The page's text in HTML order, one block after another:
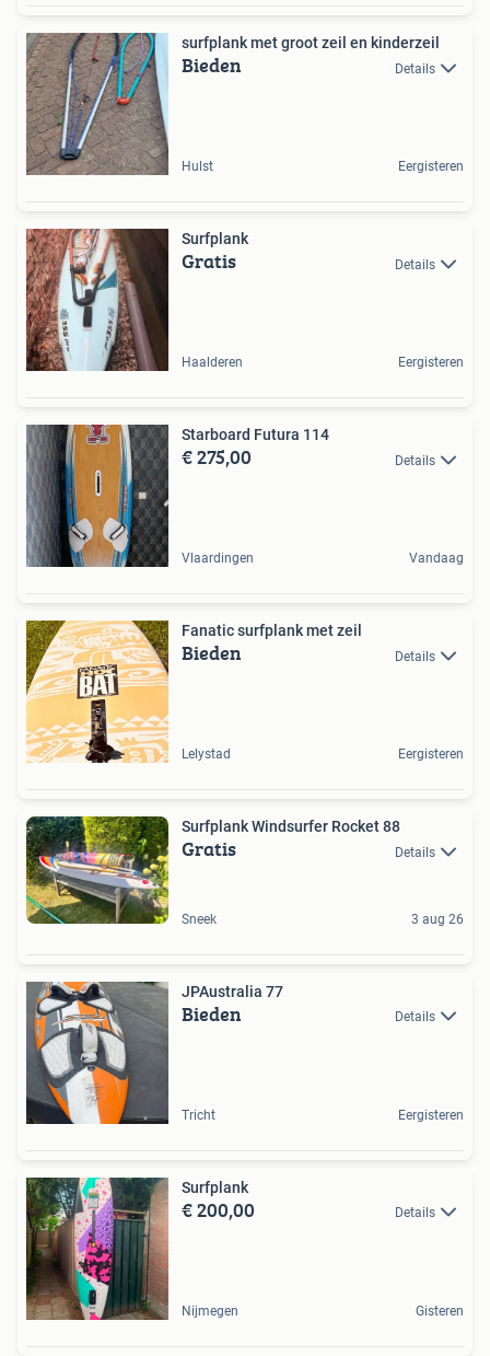
surfplank met groot zeil en kinderzeil
Bieden Details
Hulst Eergisteren
Surfplank
Gratis Details
Haalderen Eergisteren
Starboard Futura 114
€ 275,00 Details
Vlaardingen Vandaag
Fanatic surfplank met zeil
Bieden Details
Lelystad Eergisteren
Surfplank Windsurfer Rocket 88
Gratis Details
Sneek 3 aug 26
JPAustralia 77
Bieden Details
Tricht Eergisteren
Surfplank
€ 200,00 Details
Nijmegen Gisteren